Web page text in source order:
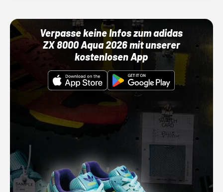
Verpasse keine Infos zum adidas
ZX 8000 Aqua 2026 mit unserer
kostenlosen App